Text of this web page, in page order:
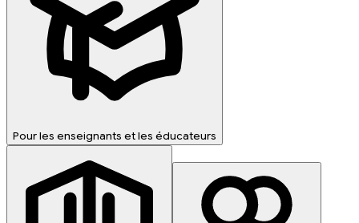
Pour les enseignants et les éducateurs